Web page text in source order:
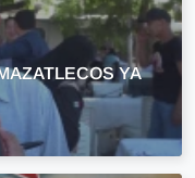
YA